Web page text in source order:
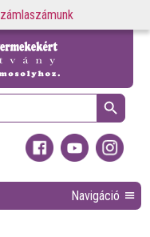
Search Button
Navigáció